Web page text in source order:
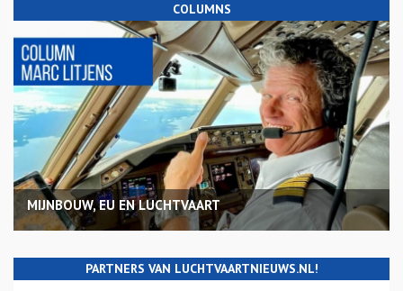
COLUMNS
MIJNBOUW, EU EN LUCHTVAART
PARTNERS VAN LUCHTVAARTNIEUWS.NL!